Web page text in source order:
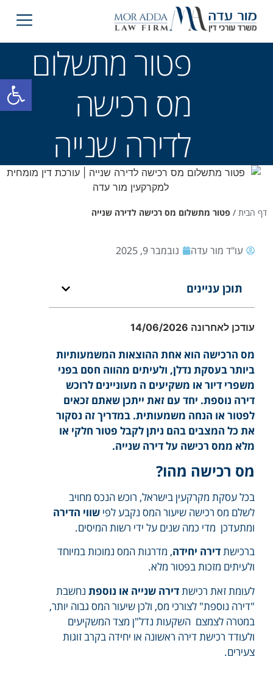
פתח פטור מתשלום
מס רכישה
לדירה שנייה
דף הבית / פטור מתשלום מס רכישה לדירה שנייה
עו"ד מור עדה נובמבר 9, 2025
תוכן עניינים
עודכן לאחרונה 14/06/2026
מס הרכישה הוא אחת ההוצאות המשמעותיות
ביותר בעסקת נדלן, ולעיתים מהווה חסם בפני
משפרי דיור או משקיעים ה מעוניינים לרוכש
דירה נוספת. יחד עם זאת ייתכן שאתם זכאים
לפטור או הנחה משמעותית. במדריך זה נסקור
את כל המצבים בהם ניתן לקבל פטור חלקי או
מלא ממס רכישה על דירה שנייה.
מס רכישה מהו?
בכל עסקת מקרקעין בישראל, רוכש הנכס מחויב
לשלם מס רכישה שיעור המס נקבע לפי שווי הדירה
ומתעדכן מדי כמה שנים על ידי רשות המיסים.
ברכישתדירה יחידה, מדרגות המס נמוכות במיוחד
ולעיתים מזכות בפטור מלא.
לעומת זאת רכישתדירה שנייה או נוספת נחשבת
"דירה נוספת" לצורכי מס, ולכן שיעור המס גבוה יותר,
במטרה לצמצם השקעות נדל"ן מצד המשקיעים
ולעודד רכישת דירה ראשונה או יחידה בקרב זוגות
צעירים.